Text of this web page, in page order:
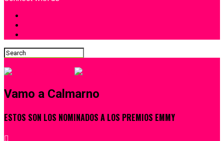
Vamo a Calmarno
ESTOS SON LOS NOMINADOS A LOS PREMIOS EMMY